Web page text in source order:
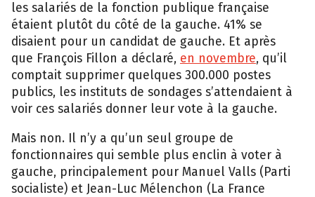
les salariés de la fonction publique française
étaient plutôt du côté de la gauche. 41% se
disaient pour un candidat de gauche. Et après
que François Fillon a déclaré, en novembre, qu’il
comptait supprimer quelques 300.000 postes
publics, les instituts de sondages s’attendaient à
voir ces salariés donner leur vote à la gauche.
Mais non. Il n’y a qu’un seul groupe de
fonctionnaires qui semble plus enclin à voter à
gauche, principalement pour Manuel Valls (Parti
socialiste) et Jean-Luc Mélenchon (La France